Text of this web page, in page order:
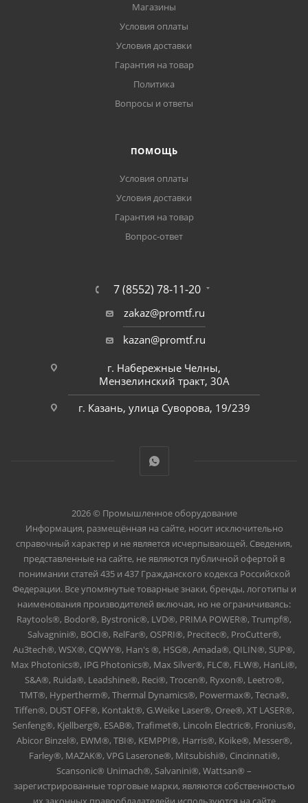
Магазины
Условия оплаты
Условия доставки
Гарантия на товар
Политика
Вопросы и ответы
ПОМОЩЬ
Условия оплаты
Условия доставки
Гарантия на товар
Вопрос-ответ
7 (8552) 78-11-20
zakaz@promtf.ru
kazan@promtf.ru
г. Набережные Челны,
Мензелинский тракт, 30А
г. Казань, улица Суворова, 19/239
2026 © Промышленное оборудование
Информация, размещённая на сайте, носит исключительно
справочный характер и не является исчерпывающей. Сведения,
представленные на сайте, не являются публичной офертой в
понимании статей 435 и 437 Гражданского кодекса Российской
Федерации. Все упомянутые товарные знаки, бренды, логотипы и
наименования производителей включая, но не ограничиваясь:
Raytools®, Bodor®, Bystronic®, LVD®, PRIMA POWER®, Trumpf®,
Salvagnini®, BOCI®, RelFar®, OSPRI®, Precitec®, ProCutter®,
Au3tech®, WSX®, CQWY®, Han's ®, HSG®, Amada®, QILIN®, SUP®,
Max Photonics®, IPG Photonics®, Max Silver®, FLC®, FLW®, HanLi®,
S&A®, Ruida®, Leadshine®, Reci®, Trocen®, Ryxon®, Leetro®,
TMT®, Hypertherm®, Thermal Dynamics®, Powermax®, Tecna®,
Tiffen®, DUST OFF®, Kontakt®, G.Weike Laser®, Oree®, XT LASER®,
Senfeng®, Kjellberg®, ESAB®, Trafimet®, Lincoln Electric®, Fronius®,
Abicor Binzel®, EWM®, TBI®, KEMPPI®, Harris®, Koike®, Messer®,
Farley®, MAZAK®, VPG Laserone®, Mitsubishi®, Cincinnati®,
Scansonic® Unimach®, Salvanini®, Wattsan® –
зарегистрированные торговые марки, являются собственностью